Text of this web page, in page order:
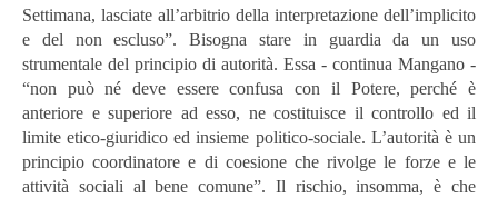
Settimana, lasciate all’arbitrio della interpretazione dell’implicito
e del non escluso”. Bisogna stare in guardia da un uso
strumentale del principio di autorità. Essa - continua Mangano -
“non può né deve essere confusa con il Potere, perché è
anteriore e superiore ad esso, ne costituisce il controllo ed il
limite etico-giuridico ed insieme politico-sociale. L’autorità è un
principio coordinatore e di coesione che rivolge le forze e le
attività sociali al bene comune”. Il rischio, insomma, è che